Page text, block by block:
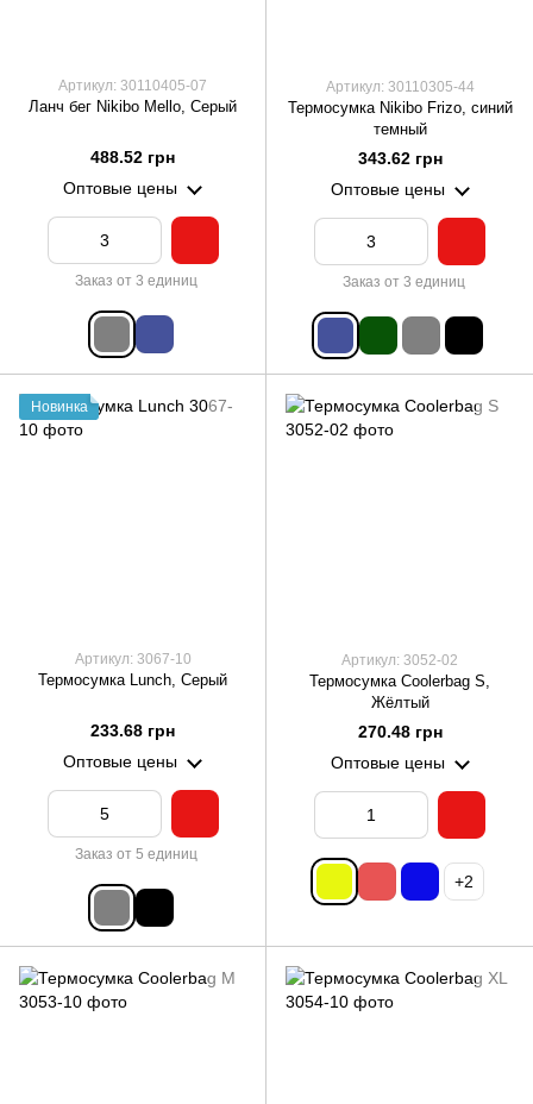
Артикул: 30110405-07
Ланч бег Nikibo Mello, Серый
488.52 грн
Оптовые цены
Заказ от 3 единиц
Артикул: 30110305-44
Термосумка Nikibo Frizo, синий
темный
343.62 грн
Оптовые цены
Заказ от 3 единиц
Новинка
Артикул: 3067-10
Термосумка Lunch, Серый
233.68 грн
Оптовые цены
Заказ от 5 единиц
Артикул: 3052-02
Термосумка Coolerbag S,
Жёлтый
270.48 грн
Оптовые цены
+2